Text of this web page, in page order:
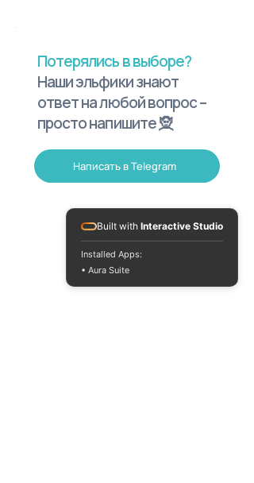
Потерялись в выборе?
Наши эльфики знают
ответ на любой вопрос –
просто напишите 🧝
Написать в Telegram
Built with Interactive Studio
Installed Apps:
• Aura Suite